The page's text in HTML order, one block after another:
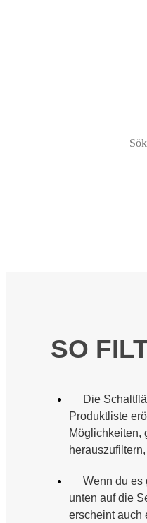
Products
SO
Die
Produktliste
Möglichkeiten,
Wenn du es
unten auf die
erscheint auch